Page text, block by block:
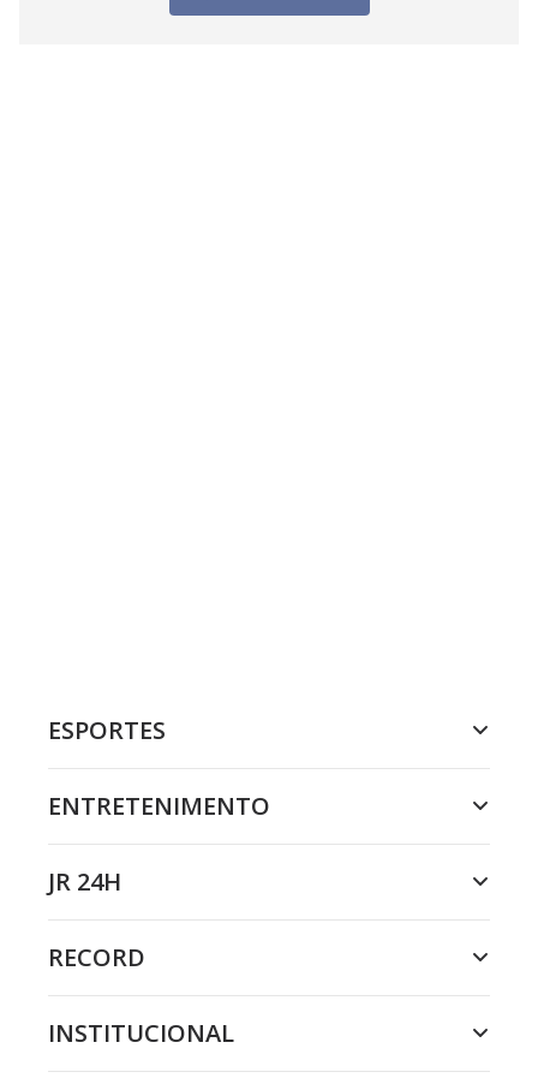
ESPORTES
ENTRETENIMENTO
JR 24H
RECORD
INSTITUCIONAL